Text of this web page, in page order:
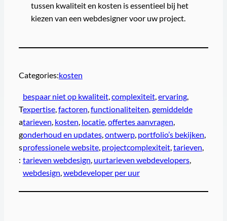
tussen kwaliteit en kosten is essentieel bij het
kiezen van een webdesigner voor uw project.
Categories:kosten
T
a
g
s
:
bespaar niet op kwaliteit, complexiteit, ervaring
expertise, factoren functionaliteiten gemiddelde
tarieven kosten locatie, offertes aanvragen
onderhoud en updates, ontwerp, portfolio’s bekijken
professionele website, projectcomplexiteit, tarieven
tarieven webdesign uurtarieven webdevelopers
webdesign webdeveloper per uur